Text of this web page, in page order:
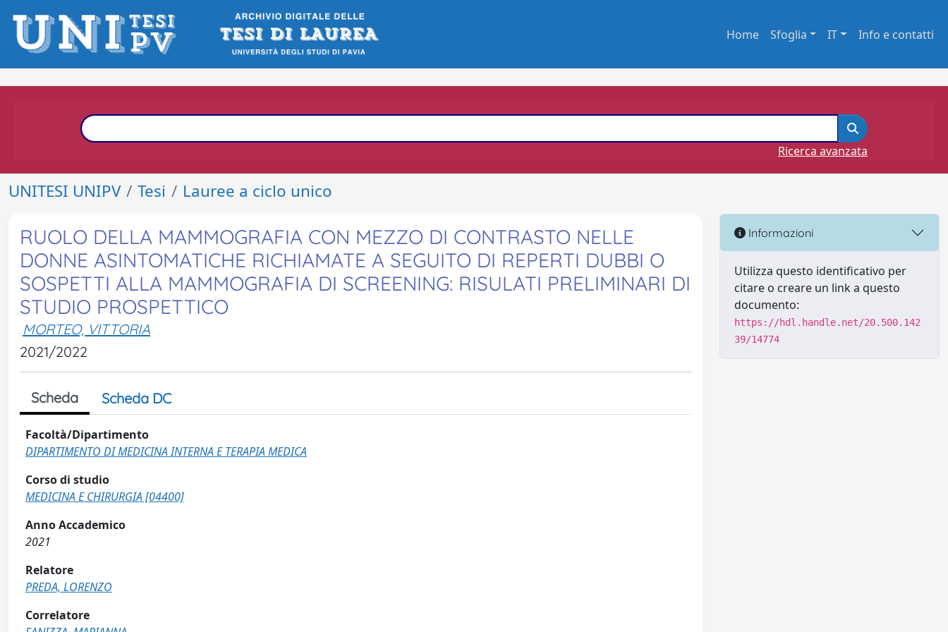
Home Sfoglia IT Info e contatti
Ricerca avanzata
UNITESI UNIPV Tesi Lauree a ciclo unico
RUOLO DELLA MAMMOGRAFIA CON MEZZO DI CONTRASTO NELLE
DONNE ASINTOMATICHE RICHIAMATE A SEGUITO DI REPERTI DUBBI O
SOSPETTI ALLA MAMMOGRAFIA DI SCREENING: RISULATI PRELIMINARI DI
STUDIO PROSPETTICO
MORTEO, VITTORIA
2021/2022
Scheda Scheda DC
Facoltà/Dipartimento
DIPARTIMENTO DI MEDICINA INTERNA E TERAPIA MEDICA
Corso di studio
MEDICINA E CHIRURGIA [04400]
Anno Accademico
2021
Relatore
PREDA, LORENZO
Correlatore
Informazioni
Utilizza questo identificativo per
citare o creare un link a questo
documento:
https://hdl.handle.net/20.500.142
39/14774